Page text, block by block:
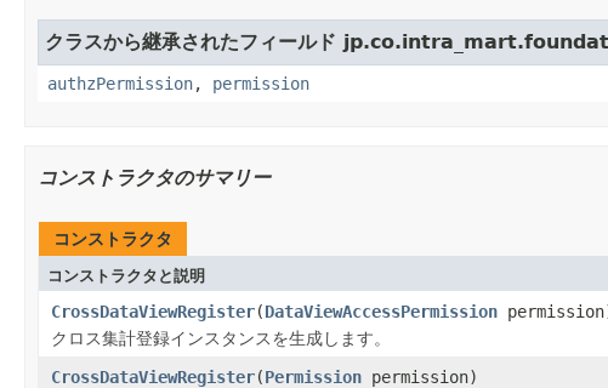
クラスから継承されたフィールド
authzPermission, permission
コンストラクタのサマリー
コンストラクタ
コンストラクタと説明
CrossDataViewRegister(DataViewAccessPermission
クロス集計登録インスタンスを生成します。
CrossDataViewRegister(Permission permission)